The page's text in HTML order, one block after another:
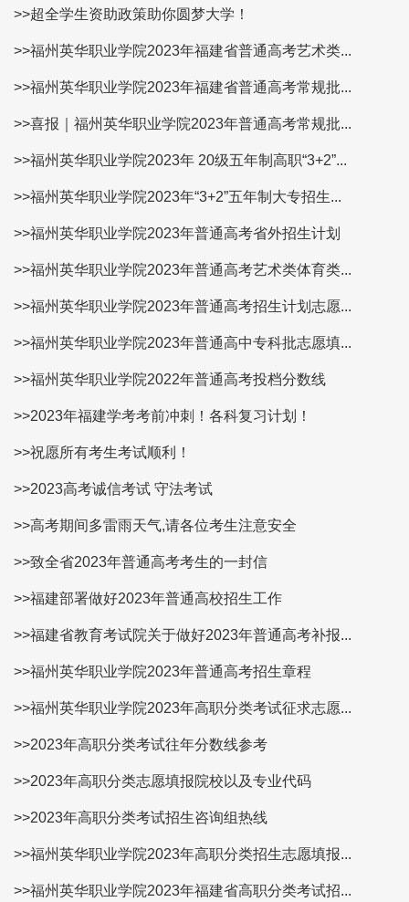
>>超全学生资助政策助你圆梦大学！
>>福州英华职业学院2023年福建省普通高考艺术类...
>>福州英华职业学院2023年福建省普通高考常规批...
>>喜报｜福州英华职业学院2023年普通高考常规批...
>>福州英华职业学院2023年 20级五年制高职“3+2”...
>>福州英华职业学院2023年“3+2”五年制大专招生...
>>福州英华职业学院2023年普通高考省外招生计划
>>福州英华职业学院2023年普通高考艺术类体育类...
>>福州英华职业学院2023年普通高考招生计划志愿...
>>福州英华职业学院2023年普通高中专科批志愿填...
>>福州英华职业学院2022年普通高考投档分数线
>>2023年福建学考考前冲刺！各科复习计划！
>>祝愿所有考生考试顺利！
>>2023高考诚信考试 守法考试
>>高考期间多雷雨天气,请各位考生注意安全
>>致全省2023年普通高考考生的一封信
>>福建部署做好2023年普通高校招生工作
>>福建省教育考试院关于做好2023年普通高考补报...
>>福州英华职业学院2023年普通高考招生章程
>>福州英华职业学院2023年高职分类考试征求志愿...
>>2023年高职分类考试往年分数线参考
>>2023年高职分类志愿填报院校以及专业代码
>>2023年高职分类考试招生咨询组热线
>>福州英华职业学院2023年高职分类招生志愿填报...
>>福州英华职业学院2023年福建省高职分类考试招...